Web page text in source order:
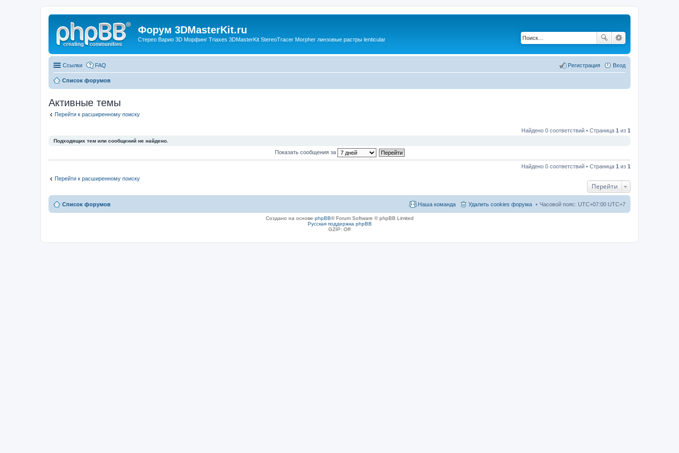
Форум 3DMasterKit.ru
Стерео Варио 3D Морфинг Triaxes 3DMasterKit StereoTracer Morpher линзовые растры lenticular
Ссылки FAQ Вход
Регистрация
Список форумов
Активные темы
Перейти к расширенному поиску
Найдено 0 соответствий • Страница 1 из 1
Подходящих тем или сообщений не найдено.
Показать сообщения за
Найдено 0 соответствий • Страница 1 из 1
Перейти к расширенному поиску
Перейти
Список форумов Часовой пояс: UTC+07:00 UTC+7
Удалить cookies форума
Наша команда
Создано на основе phpBB® Forum Software © phpBB Limited
Русская поддержка phpBB
GZIP: Off